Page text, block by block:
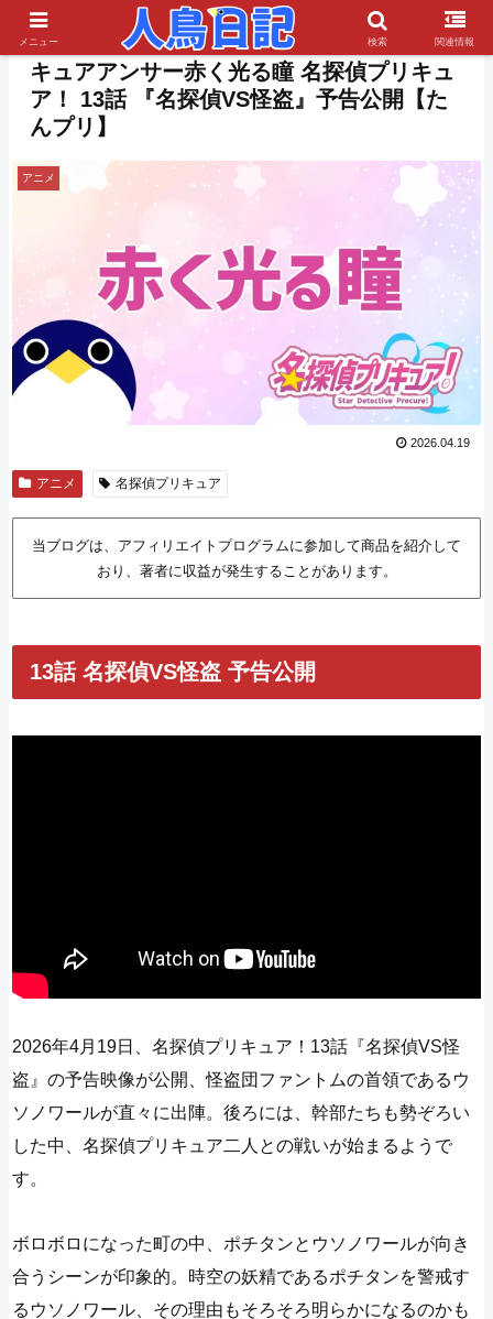
キュアアンサー赤く光る瞳 名探偵プリキュ
ア！ 13話 『名探偵VS怪盗』予告公開【た
んプリ】
アニメ
2026.04.19
アニメ 名探偵プリキュア
当ブログは、アフィリエイトプログラムに参加して商品を紹介して
おり、著者に収益が発生することがあります。
13話 名探偵VS怪盗 予告公開
2026年4月19日、名探偵プリキュア！13話『名探偵VS怪
盗』の予告映像が公開、怪盗団ファントムの首領であるウ
ソノワールが直々に出陣。後ろには、幹部たちも勢ぞろい
した中、名探偵プリキュア二人との戦いが始まるようで
す。
ボロボロになった町の中、ポチタンとウソノワールが向き
合うシーンが印象的。時空の妖精であるポチタンを警戒す
るウソノワール、その理由もそろそろ明らかになるのかも
メニュー 検索 関連情報